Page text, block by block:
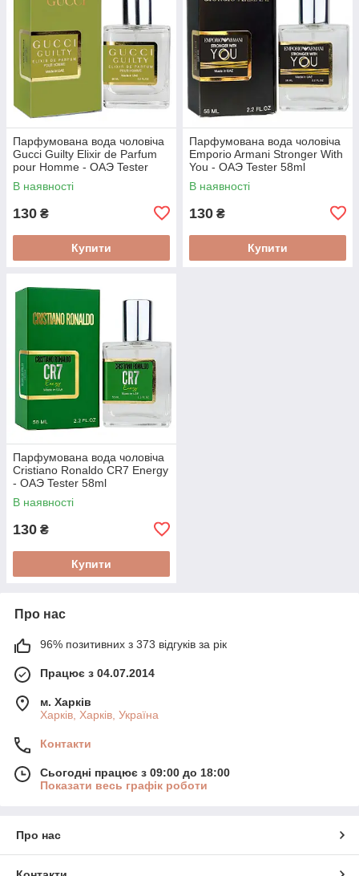
Парфумована вода чоловіча
Gucci Guilty Elixir de Parfum
pour Homme - ОАЭ Tester
58ml
В наявності
130 ₴
Купити
Парфумована вода чоловіча
Emporio Armani Stronger With
You - ОАЭ Tester 58ml
В наявності
130 ₴
Купити
Парфумована вода чоловіча
Cristiano Ronaldo CR7 Energy
- ОАЭ Tester 58ml
В наявності
130 ₴
Купити
Про нас
96% позитивних з 373 відгуків за рік
Працює з 04.07.2014
м. Харків
Харків, Харків, Україна
Контакти
Сьогодні працює з 09:00 до 18:00
Показати весь графік роботи
Про нас